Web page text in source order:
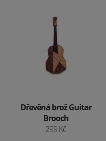
Dřevěná brož Guitar
Brooch
299 Kč